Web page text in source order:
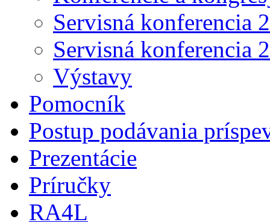
Servisná konferencia
Servisná konferencia
Výstavy
Pomocník
Postup podávania
Prezentácie
Príručky
RA4L